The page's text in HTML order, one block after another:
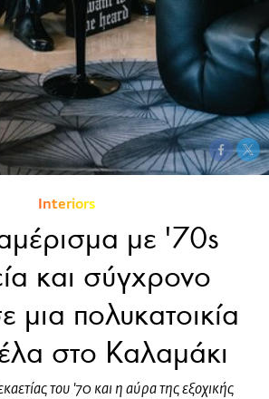
Interiors
με '70s
και σύγχρονο
μια πολυκατοικία
στο Καλαμάκι
του '70 και η αύρα της εξοχικής